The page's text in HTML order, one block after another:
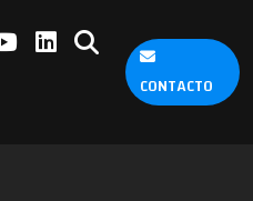
CONTACTO